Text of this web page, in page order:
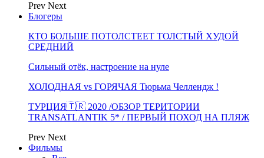
Prev Next
Блогеры
КТО БОЛЬШЕ ПОТОЛСТЕЕТ ТОЛСТЫЙ ХУДОЙ
СРЕДНИЙ
Сильный отёк, настроение на нуле
ХОЛОДНАЯ vs ГОРЯЧАЯ Тюрьма Челлендж !
ТУРЦИЯ🇹🇷 2020 /ОБЗОР ТЕРИТОРИИ
TRANSATLANTIK 5* / ПЕРВЫЙ ПОХОД НА ПЛЯЖ
Prev Next
Фильмы